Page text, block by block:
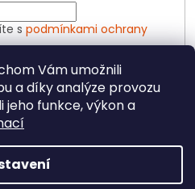
Vám umožnili
a díky analýze provozu
jeho funkce, výkon a
s podmínkami ochrany